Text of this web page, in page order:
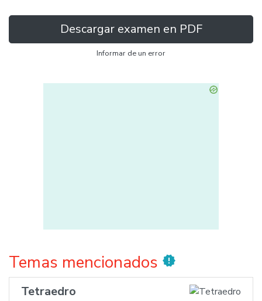
Descargar examen en PDF
Informar de un error
Temas mencionados new_releases
Tetraedro